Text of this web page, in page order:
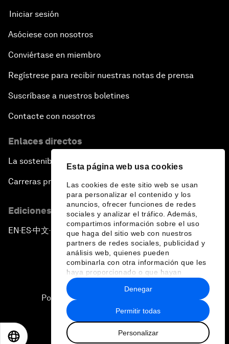
Esta página web usa cookies
Las cookies de este sitio web se usan
para personalizar el contenido y los
anuncios, ofrecer funciones de redes
sociales y analizar el tráfico. Además,
compartimos información sobre el uso
que haga del sitio web con nuestros
partners de redes sociales, publicidad y
análisis web, quienes pueden
combinarla con otra información que les
haya proporcionado o que hayan
recopilado a partir del uso que haya
hecho de sus servicios.
Permitir todas
Personalizar
Denegar
Iniciar sesión
Asóciese con nosotros
Conviértase en miembro
Regístrese para recibir nuestras notas de prensa
Suscríbase a nuestros boletines
Contacte con nosotros
Enlaces directos
La sostenibilidad en el Foro
Carreras profesionales
Ediciones en otros idiomas
EN ▪ES▪中文▪ 日本語
Política de privacidad y normas de uso
Sitemap
2026 Foro Económico Mundial